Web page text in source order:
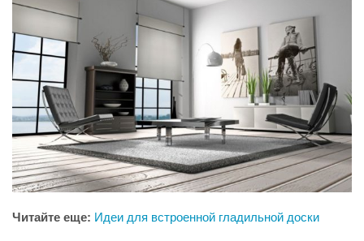
Читайте еще: Идеи для встроенной гладильной доски